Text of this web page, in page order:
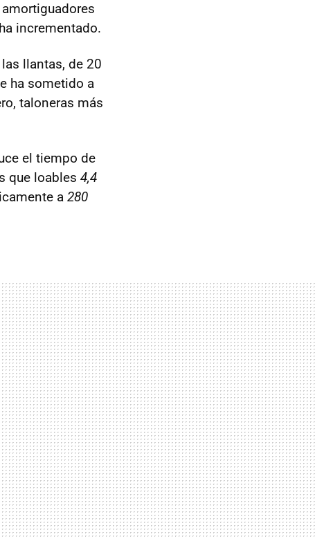
incrementado.
llantas, de 20
ha sometido a
taloneras más
el tiempo de
que loables 4,4
a 280